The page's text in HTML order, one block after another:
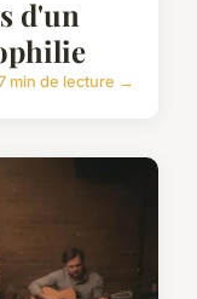
d'un
min de lecture →